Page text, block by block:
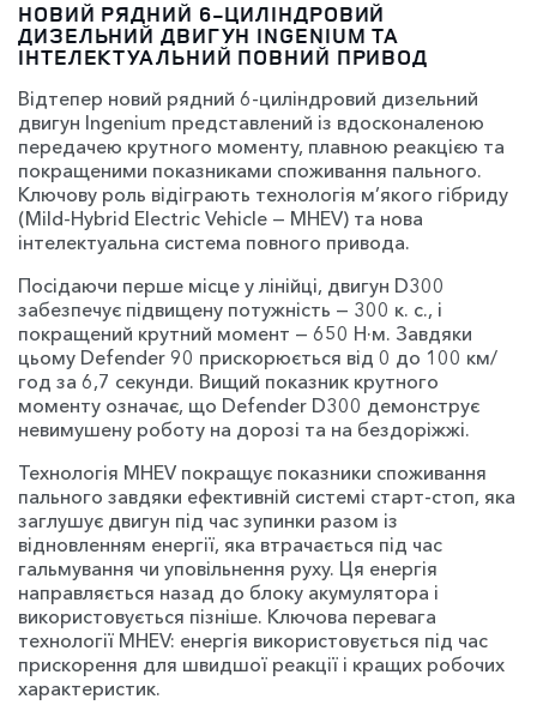
НОВИЙ РЯДНИЙ 6-ЦИЛІНДРОВИЙ
ДИЗЕЛЬНИЙ ДВИГУН INGENIUM ТА
ІНТЕЛЕКТУАЛЬНИЙ ПОВНИЙ ПРИВОД
Відтепер новий рядний 6-циліндровий дизельний
двигун Ingenium представлений із вдосконаленою
передачею крутного моменту, плавною реакцією та
покращеними показниками споживання пального.
Ключову роль відіграють технологія м’якого гібриду
(Mild-Hybrid Electric Vehicle — MHEV) та нова
інтелектуальна система повного привода.
Посідаючи перше місце у лінійці, двигун D300
забезпечує підвищену потужність — 300 к. с., і
покращений крутний момент — 650 Н·м. Завдяки
цьому Defender 90 прискорюється від 0 до 100 км/
год за 6,7 секунди. Вищий показник крутного
моменту означає, що Defender D300 демонструє
невимушену роботу на дорозі та на бездоріжжі.
Технологія MHEV покращує показники споживання
пального завдяки ефективній системі старт-стоп, яка
заглушує двигун під час зупинки разом із
відновленням енергії, яка втрачається під час
гальмування чи уповільнення руху. Ця енергія
направляється назад до блоку акумулятора і
використовується пізніше. Ключова перевага
технології MHEV: енергія використовується під час
прискорення для швидшої реакції і кращих робочих
характеристик.